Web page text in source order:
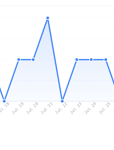
18Jul 19 Jul 20 Jul 21Jul 22 Jul 23 Jul 24 Jul 25